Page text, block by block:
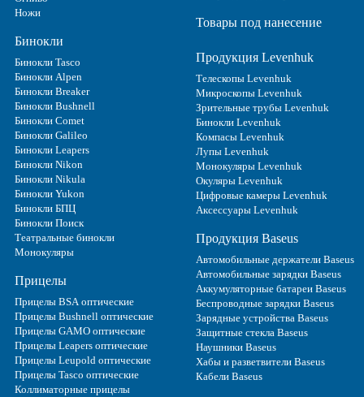
Ножи
Бинокли
Бинокли Tasco
Бинокли Alpen
Бинокли Breaker
Бинокли Bushnell
Бинокли Comet
Бинокли Galileo
Бинокли Leapers
Бинокли Nikon
Бинокли Nikula
Бинокли Yukon
Бинокли БПЦ
Бинокли Поиск
Театральные бинокли
Монокуляры
Прицелы
Прицелы BSA оптические
Прицелы Bushnell оптические
Прицелы GAMO оптические
Прицелы Leapers оптические
Прицелы Leupold оптические
Прицелы Tasco оптические
Коллиматорные прицелы
Товары под нанесение
Продукция Levenhuk
Телескопы Levenhuk
Микроскопы Levenhuk
Зрительные трубы Levenhuk
Бинокли Levenhuk
Компасы Levenhuk
Лупы Levenhuk
Монокуляры Levenhuk
Окуляры Levenhuk
Цифровые камеры Levenhuk
Аксессуары Levenhuk
Продукция Baseus
Автомобильные держатели Baseus
Автомобильные зарядки Baseus
Аккумуляторные батареи Baseus
Беспроводные зарядки Baseus
Зарядные устройства Baseus
Защитные стекла Baseus
Наушники Baseus
Хабы и разветвители Baseus
Кабели Baseus